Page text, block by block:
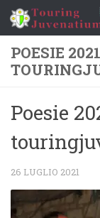
Salta al
POESIE 2021
Poesie
26 LUGLIO 2021